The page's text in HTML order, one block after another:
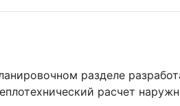
разделе
расчет